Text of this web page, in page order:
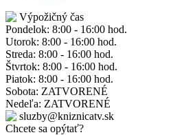
Výpožičný čas
Pondelok: 8:00 - 16:00 hod.
Utorok: 8:00 - 16:00 hod.
Streda: 8:00 - 16:00 hod.
Štvrtok: 8:00 - 16:00 hod.
Piatok: 8:00 - 16:00 hod.
Sobota: ZATVORENÉ
Nedeľa: ZATVORENÉ
sluzby@kniznicatv.sk
Chcete sa opýtať?